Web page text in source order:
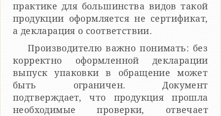
практике для большинства видов такой
продукции оформляется не сертификат,
а декларация о соответствии.
Производителю важно понимать: без
корректно оформленной декларации
выпуск упаковки в обращение может
быть ограничен. Документ
подтверждает, что продукция прошла
необходимые проверки, отвечает